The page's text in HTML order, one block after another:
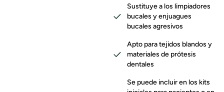
Sustituye a los limpiadores
bucales y enjuagues
bucales agresivos
Apto para tejidos blandos y
materiales de prótesis
dentales
Se puede incluir en los kits